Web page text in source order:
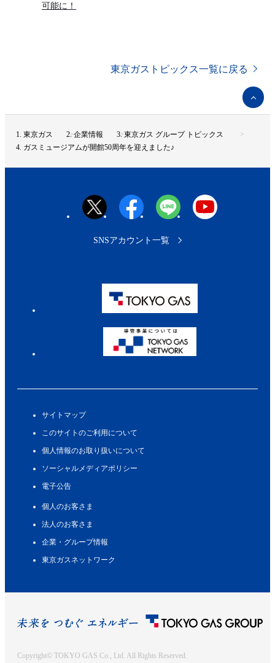
可能に！
東京ガストピックス一覧に戻る
ペ
ー
ジ
へ
東京ガス 企業情報
東京ガス グループ トピックス
ガスミュージアムが開館50周年を迎えました♪
サイトマップ
このサイトのご利用について
個人情報のお取り扱いについて
ソーシャルメディアポリシー
電子公告
個人のお客さま
法人のお客さま
企業・グループ情報
東京ガスネットワーク
SNSアカウント一覧
Copyright© TOKYO GAS Co., Ltd. All Rights Reserved.